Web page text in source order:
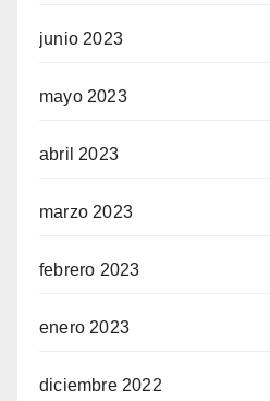
junio 2023
mayo 2023
abril 2023
marzo 2023
febrero 2023
enero 2023
diciembre 2022